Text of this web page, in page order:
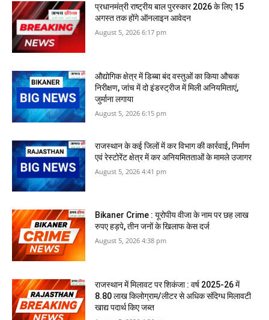
प्रधानमंत्री राष्ट्रीय बाल पुरस्कार 2026 के लिए 15
अगस्त तक होंगे ऑनलाइन आवेदन
August 5, 2026 6:17 pm
औद्योगिक क्षेत्र में डिब्बा बंद वस्तुओं का किया औचक
निरीक्षण, जांच में दो इंडस्ट्रीज में मिली अनियमिताएं,
जुर्माना लगाया
August 5, 2026 6:15 pm
राजस्‍थान के कई जिलों में कर विभाग की कार्रवाई, निर्माण
एवं रेस्टोरेंट क्षेत्र में कर अनियमितताओं के मामले उजागर
August 5, 2026 4:41 pm
Bikaner Crime : यूरोपीय वीजा के नाम पर छह लाख
रुपए हड़पे, तीन जनों के खिलाफ केस दर्ज
August 5, 2026 4:38 pm
राजस्‍थान में मिलावट पर शिकंजा : वर्ष 2025-26 में
8.80 लाख किलोग्राम/लीटर से अधिक संदिग्ध मिलावटी
खाद्य पदार्थ किए जब्त